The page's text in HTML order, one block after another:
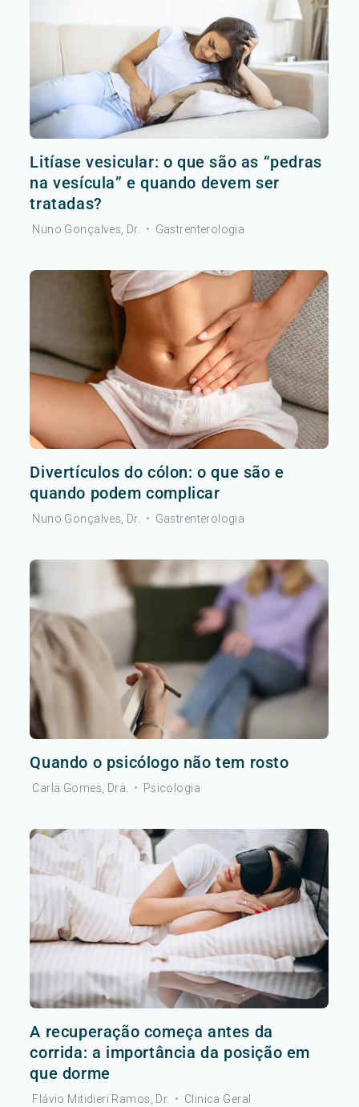
Litíase vesicular: o que são as “pedras
na vesícula” e quando devem ser
tratadas?
Nuno Gonçalves, Dr. • Gastrenterologia
Divertículos do cólon: o que são e
quando podem complicar
Nuno Gonçalves, Dr. • Gastrenterologia
Quando o psicólogo não tem rosto
Carla Gomes, Dra. • Psicologia
A recuperação começa antes da
corrida: a importância da posição em
que dorme
Flávio Mitidieri Ramos, Dr. • Clinica Geral